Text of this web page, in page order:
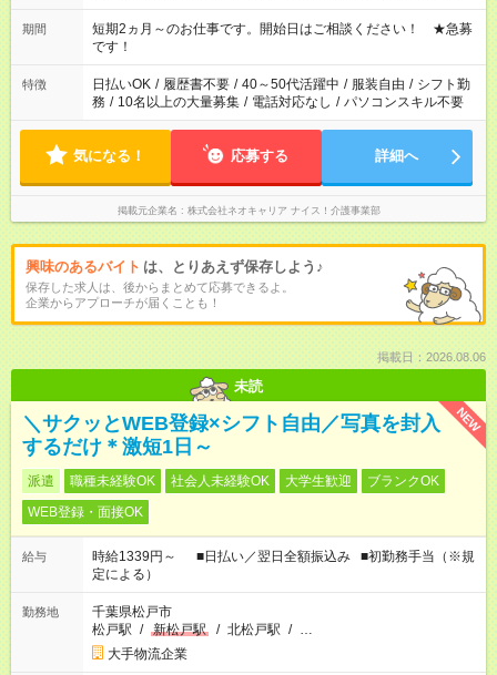
その他の時間帯もあなたのライフスタイルに合わせて お選びい
ただけます！ 【シフト固定もOK】★家庭の都合でお休みが必要
な場合も遠慮なくご相談ください。 ※週最低15時間以上の勤務
が必要です
期間
短期2ヵ月～のお仕事です。開始日はご相談ください！ ★急募
です！
特徴 日払いOK / 履歴書不要 / 40～50代活躍中 / 服装自由 / シフト勤
務 / 10名以上の大量募集 / 電話対応なし / パソコンスキル不要
気になる！ 応募する 詳細へ
掲載元企業名 株式会社ネオキャリア ナイス！介護事業部
興味のあるバイト は、とりあえず保存しよう♪
保存した求人は、後からまとめて応募できるよ。
企業からアプローチが届くことも！
掲載日：2026.08.06
未読
NEW
＼サクッとWEB登録×シフト自由／写真を封入
するだけ＊激短1日～
派遣 職種未経験OK 社会人未経験OK 大学生歓迎
ブランクOK
WEB登録・面接OK
給与
時給1339円～ ■日払い／翌日全額振込み ■初勤務手当（※規
定による）
勤務地
千葉県松戸市
松戸駅 / 新松戸駅 / 北松戸駅 / …
大手物流企業